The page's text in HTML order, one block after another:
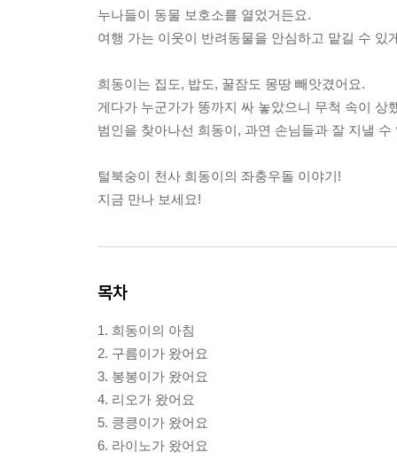
누나들이 동물 보호소를 열었거든요.
여행 가는 이웃이 반려동물을 안심하고 맡길 수 있
희동이는 집도, 밥도, 꿀잠도 몽땅 빼앗겼어요.
게다가 누군가가 똥까지 싸 놓았으니 무척 속이 상
범인을 찾아나선 희동이, 과연 손님들과 잘 지낼 수
털북숭이 천사 희동이의 좌충우돌 이야기!
지금 만나 보세요!
목차
1. 희동이의 아침
2. 구름이가 왔어요
3. 봉봉이가 왔어요
4. 리오가 왔어요
5. 킁킁이가 왔어요
6. 라이노가 왔어요